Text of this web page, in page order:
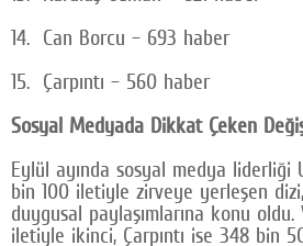
14. Can Borcu – 693 haber
15. Çarpıntı – 560 haber
Sosyal Medyada Dikkat Çeken
Eylül ayında sosyal medya liderliği
bin 100 iletiyle zirveye yerleşen
duygusal paylaşımlarına konu
iletiyle ikinci, Çarpıntı ise 348 bin